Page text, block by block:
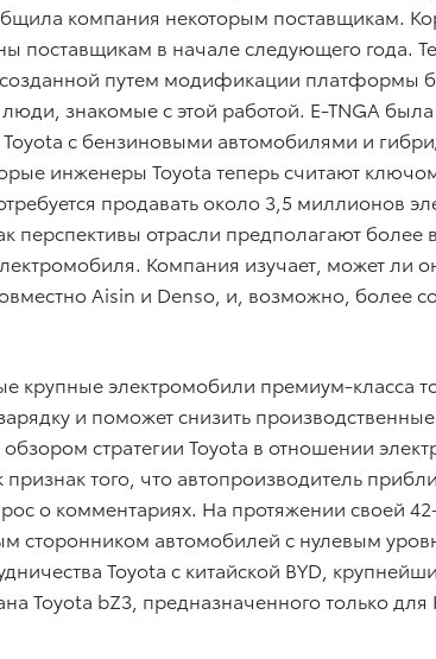
компания некоторым поставщикам.
поставщикам в начале следующего года.
созданной путем модификации платформы
знакомые с этой работой. E-TNGA
с бензиновыми автомобилями и
инженеры Toyota теперь считают
продавать около 3,5 миллионов
перспективы отрасли предполагают
Компания изучает, может ли
Aisin и Denso, и, возможно, более
крупные электромобили премиум-класса
и поможет снизить
стратегии Toyota в отношении
того, что автопроизводитель
о комментариях. На протяжении своей
сторонником автомобилей с нулевым
Toyota с китайской BYD,
Toyota bZ3, предназначенного только для